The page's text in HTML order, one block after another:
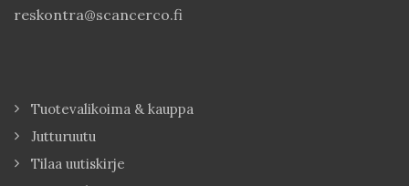
reskontra@scancerco.fi
Tuotevalikoima & kauppa
Jutturuutu
Tilaa uutiskirje